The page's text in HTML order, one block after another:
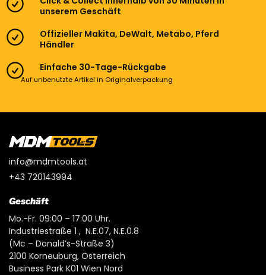
unserem Geschäft
Offizieller Makita, DeWalt, Metabo, Pferd
Händler
Einfache 30-Tage-Rückgabe
Auf unbenutzte Artikel in Originalverpackung
info@mdmtools.at
+43 720143994
Geschäft
Mo.-Fr. 09:00 – 17:00 Uhr.
Industriestraße 1 , N.E.07, N.E.0.8
(Mc – Donald’s-Straße 3)
2100 Korneuburg, Österreich
Business Park K01 Wien Nord